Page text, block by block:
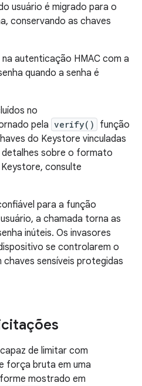
usuário é migrado para o
conservando as chaves
autenticação HMAC com a
quando a senha é
no
pela verify()
função
do Keystore vinculadas
sobre o formato
consulte
para a função
a chamada torna as
inúteis. Os invasores
se controlarem o
chaves sensíveis protegidas
de limitar com
força bruta em uma
mostrado em